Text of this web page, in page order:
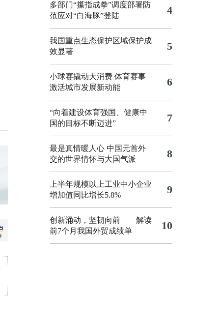
多部门“攥指成拳”调度部署防
范应对“白海豚”登陆
4
我国重点生态保护区域保护成
效显著
5
小球赛撬动大消费 体育赛事
激活城市发展新动能
6
“向着建设体育强国、健康中
国的目标不断迈进”
7
最是真情暖人心 中国元首外
交的世界情怀与大国气派
8
上半年规模以上工业中小企业
增加值同比增长5.8%
9
创新涌动，坚韧向前——解读
前7个月我国外贸成绩单
10